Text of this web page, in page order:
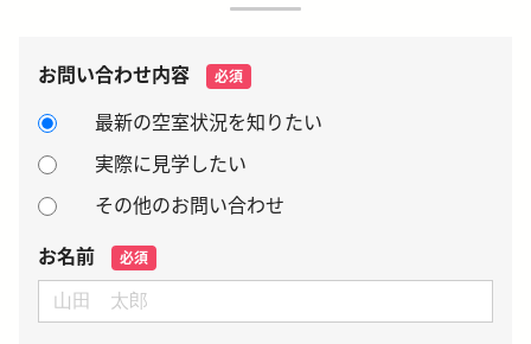
お問い合わせ内容 必須
最新の空室状況を知りたい
実際に見学したい
その他のお問い合わせ
お名前
必須